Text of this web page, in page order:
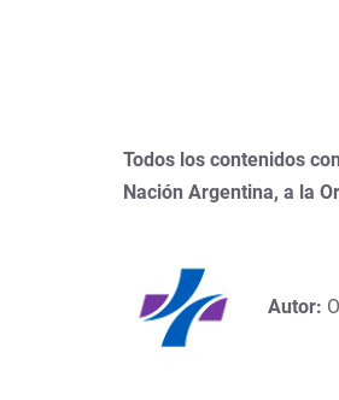
Todos los contenidos
Nación Argentina, a la
Autor: